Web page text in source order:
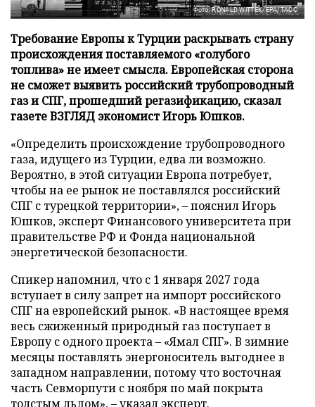
Фото: RONALD WITTEK/EPA/ТАСС
Требование Европы к Турции раскрывать страну
происхождения поставляемого «голубого
топлива» не имеет смысла. Европейская сторона
не сможет выявить российский трубопроводный
газ и СПГ, прошедший регазификацию, сказал
газете ВЗГЛЯД экономист Игорь Юшков.
«Определить происхождение трубопроводного
газа, идущего из Турции, едва ли возможно.
Вероятно, в этой ситуации Европа потребует,
чтобы на ее рынок не поставлялся российский
СПГ с турецкой территории», – пояснил Игорь
Юшков, эксперт Финансового университета при
правительстве РФ и Фонда национальной
энергетической безопасности.
Спикер напомнил, что с 1 января 2027 года
вступает в силу запрет на импорт российского
СПГ на европейский рынок. «В настоящее время
весь сжиженный природный газ поступает в
Европу с одного проекта – «Ямал СПГ». В зимние
месяцы поставлять энергоноситель выгоднее в
западном направлении, потому что восточная
часть Севморпути с ноября по май покрыта
толстым льдом», – указал эксперт.